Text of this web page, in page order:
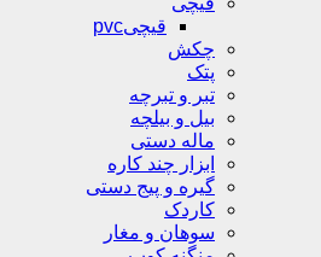
قیچیpvc
چکش
پتک
تبر و تبرچه
بیل و بیلچه
ماله دستی
ابزار چند کاره
گیره و پیج دستی
کاردک
سوهان و مغار